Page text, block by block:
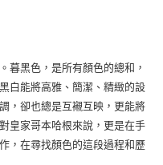
暮黑色，是所有顏色的總和，
白能將高雅、簡潔、精緻的設
，卻也總是互襯互映，更能將
皇家哥本哈根來說，更是在手
，在尋找顏色的這段過程和歷